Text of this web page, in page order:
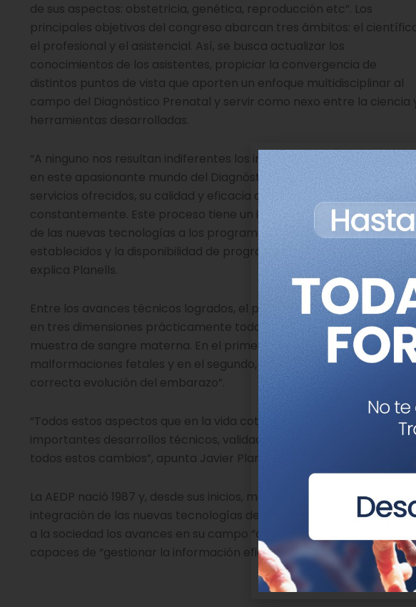
de sus aspectos: obstetricia, genética, reproducción etc”. Los
principales objetivos del congreso abarcan tres ámbitos: el
el profesional y el asistencial. Así, se busca actualizar los
conocimientos de los asistentes, propiciar la convergencia de
distintos puntos de vista que aporten un enfoque multidisciplinar al
campo del Diagnóstico Prenatal y servir como nexo entre la
herramientas desarrolladas.
“A ninguno nos resultan indiferentes los importantes avances que
en este apasionante mundo del Diagnóstico Prenatal. Año tras
servicios ofrecidos, su calidad y eficacia diagnóstica y, por tanto, su
constantemente. Este proceso tiene un importante reflejo real en
de las nuevas tecnologías a los programas de diagnóstico
establecidos y la disponibilidad de programas de cribado y
explica Planells.
Entre los avances técnicos logrados, el presidente de la AEDP
en tres dimensiones prácticamente todas las estructuras fetales” y
muestra de sangre materna. En el primer caso, porque se trata de
malformaciones fetales y en el segundo, porque evitan recurrir a
correcta evolución del embarazo”.
“Todos estos aspectos que en la vida cotidiana asumimos como
importantes desarrollos técnicos, validaciones y evaluación
todos estos cambios”, apunta Javier Planells.
La AEDP nació 1987 y, desde sus inicios, marcó como una prioridad
integración de las nuevas tecnologías de diagnóstico en la práctica
a la sociedad los avances en su campo “de una manera clara,
capaces de “gestionar la información eficazmente y tomar sus